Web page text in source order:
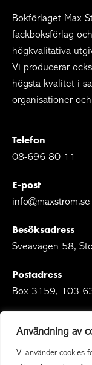
Användning av
Vi använder cookies
Bokförlaget Max
fackboksförlag
högkvalitativa
Vi producerar
högsta kvalitet i
organisationer
Telefon
08-696 80 11
E-post
info@maxstrom.se
Besöksadress
Sveavägen 58,
Postadress
Box 3159, 103